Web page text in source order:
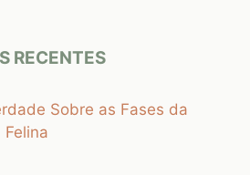
RECENTES
Sobre as Fases da
Felina